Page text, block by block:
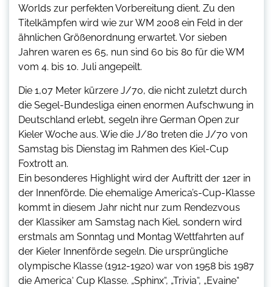
Worlds zur perfekten Vorbereitung dient. Zu den
Titelkämpfen wird wie zur WM 2008 ein Feld in der
ähnlichen Größenordnung erwartet. Vor sieben
Jahren waren es 65, nun sind 60 bis 80 für die WM
vom 4. bis 10. Juli angepeilt.
Die 1,07 Meter kürzere J/70, die nicht zuletzt durch
die Segel-Bundesliga einen enormen Aufschwung in
Deutschland erlebt, segeln ihre German Open zur
Kieler Woche aus. Wie die J/80 treten die J/70 von
Samstag bis Dienstag im Rahmen des Kiel-Cup
Foxtrott an.
Ein besonderes Highlight wird der Auftritt der 12er in
der Innenförde. Die ehemalige America’s-Cup-Klasse
kommt in diesem Jahr nicht nur zum Rendezvous
der Klassiker am Samstag nach Kiel, sondern wird
erstmals am Sonntag und Montag Wettfahrten auf
der Kieler Innenförde segeln. Die ursprüngliche
olympische Klasse (1912-1920) war von 1958 bis 1987
die America‘ Cup Klasse. „Sphinx“, „Trivia“, „Evaine“